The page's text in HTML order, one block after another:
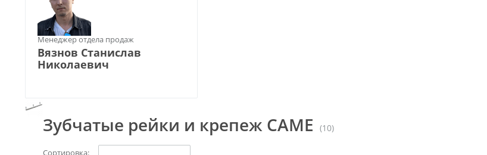
Менеджер отдела продаж
Вязнов Станислав
Николаевич
Зубчатые рейки и крепеж CAME (10)
Сортировка: